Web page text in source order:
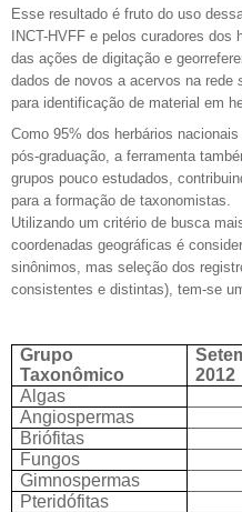
Esse resultado é fruto do uso
INCT-HVFF e pelos curadores
das ações de digitação e
dados de novos a acervos na rede
para identificação de material em
Como 95% dos herbários
pós-graduação, a ferramenta
grupos pouco estudados,
para a formação de taxonomistas.
Utilizando um critério de busca
coordenadas geográficas é
sinônimos, mas seleção dos
consistentes e distintas), tem-se
Grupo
Taxonômico
2012
Algas
Angiospermas
Briófitas
Fungos
Gimnospermas
Pteridófitas